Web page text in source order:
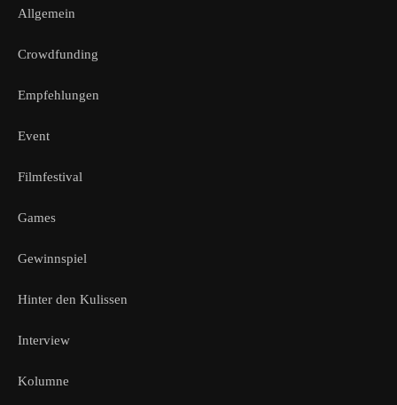
Allgemein
Crowdfunding
Empfehlungen
Event
Filmfestival
Games
Gewinnspiel
Hinter den Kulissen
Interview
Kolumne